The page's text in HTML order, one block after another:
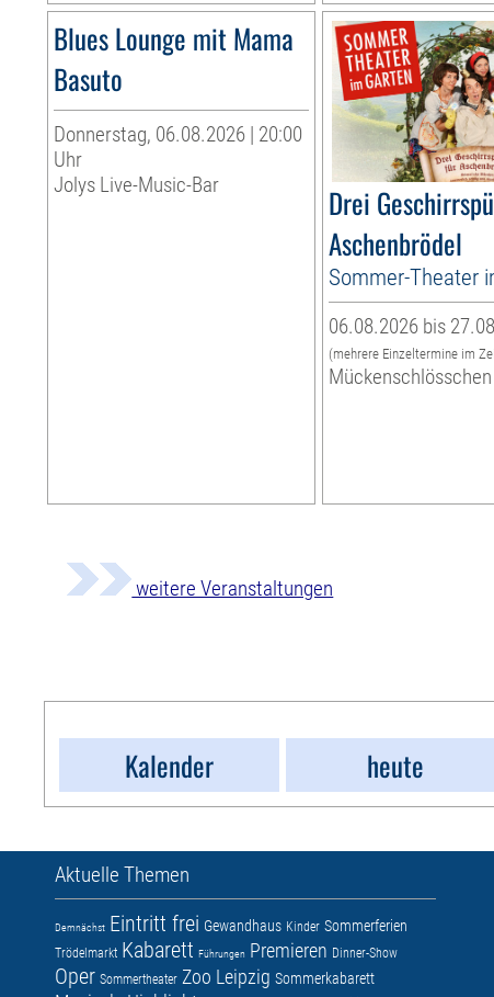
Blues Lounge mit Mama
Basuto
Donnerstag, 06.08.2026 | 20:00
Uhr
Jolys Live-Music-Bar
Drei
Aschenbrödel
Sommer-Theater
06.08.2026 bis
(mehrere Einzeltermine im
Mückenschlösschen
weitere Veranstaltungen
Kalender
heute
Aktuelle Themen
Demnächst Eintritt frei Gewandhaus Kinder Sommerferien
Trödelmarkt Kabarett Führungen Premieren Dinner-Show
Oper Sommertheater Zoo Leipzig Sommerkabarett